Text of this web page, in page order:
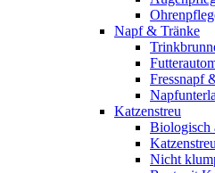
Napf & Tränke
Fressnapf
Katzenstreu
Biologisch
Nicht